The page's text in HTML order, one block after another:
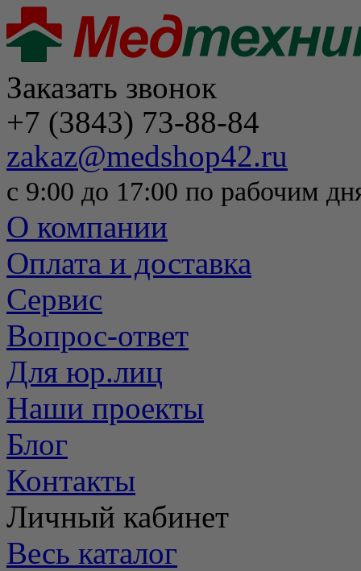
Заказать звонок
+7 (3843) 73-88-84
zakaz@medshop42.ru
с 9:00 до 17:00 по рабочим
О компании
Оплата и доставка
Сервис
Вопрос-ответ
Для юр.лиц
Наши проекты
Блог
Контакты
Личный кабинет
Весь каталог